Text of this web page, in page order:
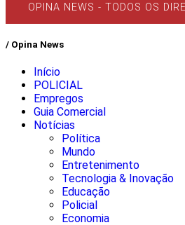
OPINA NEWS - TODOS OS
/ Opina News
Início
POLICIAL
Empregos
Guia Comercial
Notícias
Política
Mundo
Entretenimento
Tecnologia & Inovação
Educação
Policial
Economia